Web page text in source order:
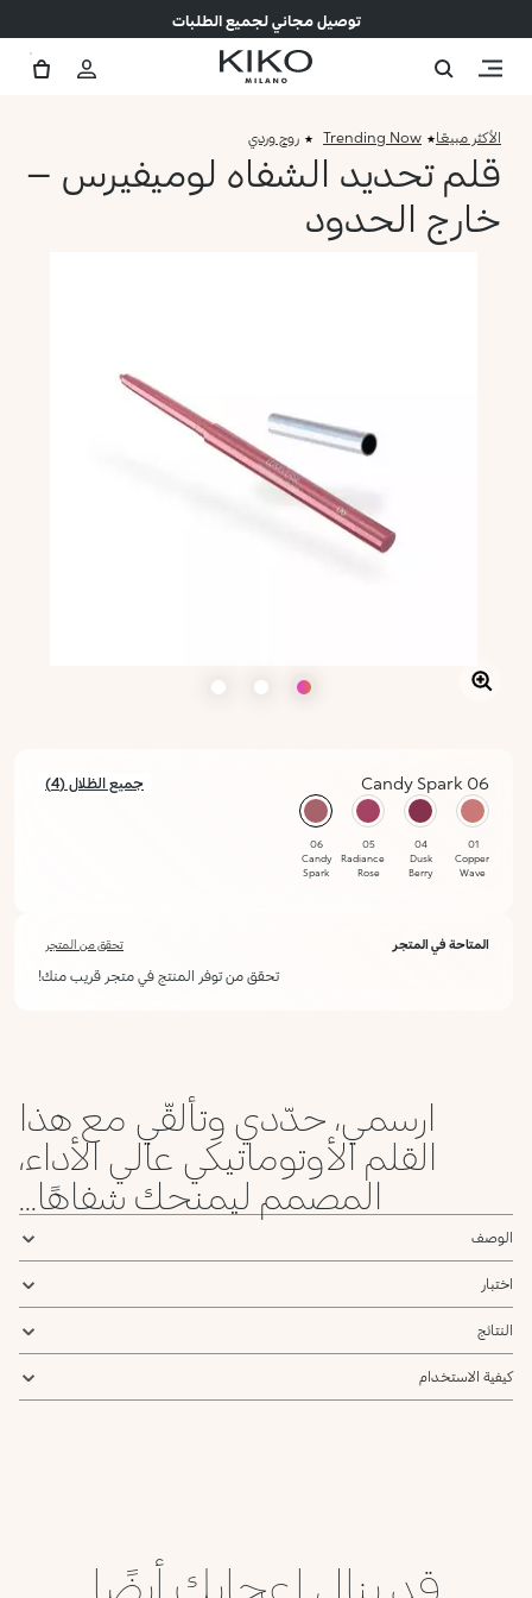
توصيل مجاني لجميع الطلبات
الأكثر مبيعًا Trending Now روج وردي
قلم تحديد الشفاه لوميفيرس –
خارج الحدود
06 Candy Spark جميع الظلال (4)
01
Copper
Wave
04
Dusk
Berry
05
Radiance
Rose
محدد
06
Candy
Spark
المتاحة في المتجر تحقق من المتجر
تحقق من توفر المنتج في متجر قريب منك!
ارسمي، حدّدي وتألقّي مع هذا
القلم الأوتوماتيكي عالي الأداء،
المصمم ليمنحك شفاهًا...
الوصف
اختبار
النتائج
كيفية الاستخدام
قد ينال إعجابك أيضًا